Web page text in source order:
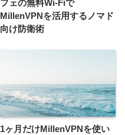
フェの無料Wi-Fiで
MillenVPNを活用するノマド
向け防衛術
1ヶ月だけMillenVPNを使い